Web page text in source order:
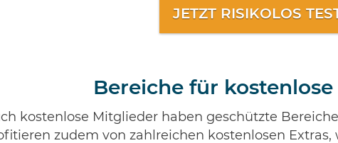
JETZT RISIKOLOS
Bereiche für
kostenlose Mitglieder haben geschützte
zudem von zahlreichen kostenlosen Extras,